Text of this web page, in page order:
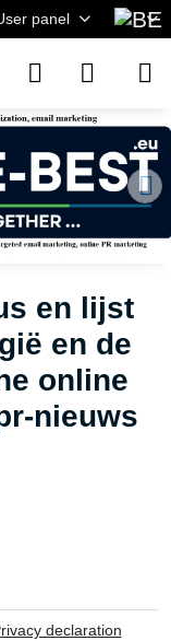
panel
en lijst
en de
online
nieuws
declaration